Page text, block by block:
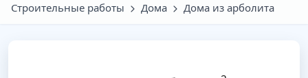
Строительные работы Дома Дома из арболита